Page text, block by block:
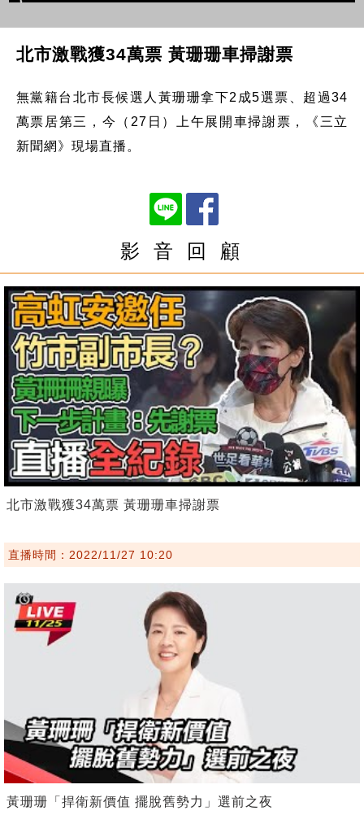
北市激戰獲34萬票 黃珊珊車掃謝票
無黨籍台北市長候選人黃珊珊拿下2成5選票、超過34
萬票居第三，今（27日）上午展開車掃謝票，《三立
新聞網》現場直播。
影 音 回 顧
北市激戰獲34萬票 黃珊珊車掃謝票
直播時間：2022/11/27 10:20
黃珊珊「捍衛新價值 擺脫舊勢力」選前之夜